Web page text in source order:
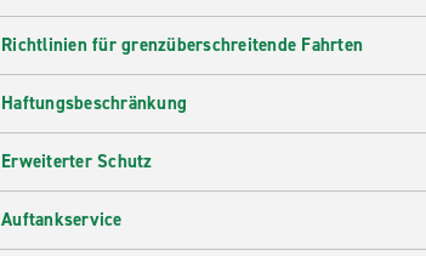
Richtlinien für grenzüberschreitende Fahrten
Haftungsbeschränkung
Erweiterter Schutz
Auftankservice